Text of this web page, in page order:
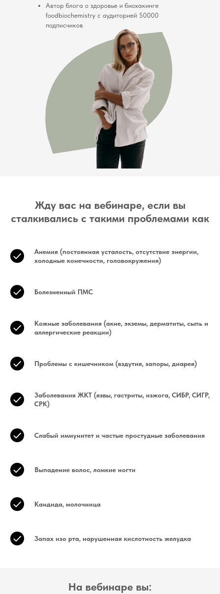
Автор блога о здоровье и биохакинге
foodbiochemistry с аудиторией 50000
подписчиков
Жду вас на вебинаре, если вы
сталкивались с такими проблемами как
Анемия (постоянная усталость, отсутствие энергии,
холодные конечности, головокружения)
Болезненный ПМС
Кожные заболевания (акне, экземы, дерматиты, сыпь и
аллергические реакции)
Проблемы с кишечником (вздутия, запоры, диарея)
Заболевания ЖКТ (язвы, гастриты, изжога, СИБР, СИГР,
СРК)
Слабый иммунитет и частые простудные заболевания
Выпадение волос, ломкие ногти
Кандида, молочница
Запах изо рта, нарушенная кислотность желудка
На вебинаре вы: